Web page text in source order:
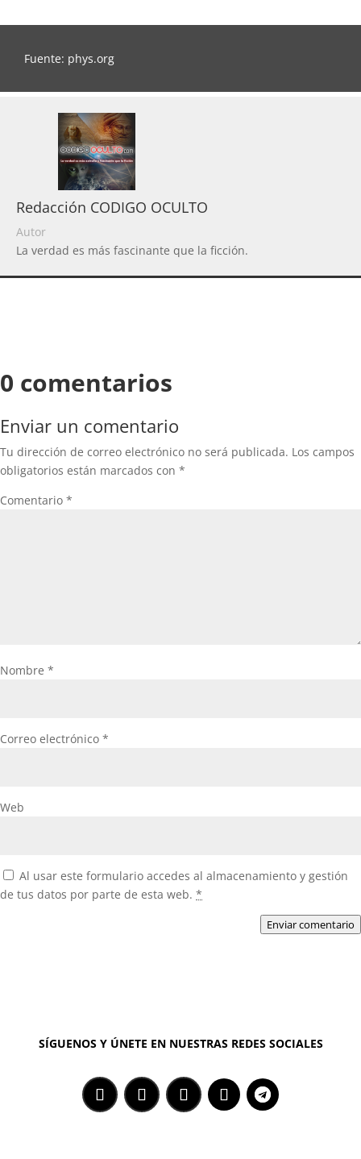
Fuente: phys.org
Redacción CODIGO OCULTO
Autor
La verdad es más fascinante que la ficción.
0 comentarios
Enviar un comentario
Tu dirección de correo electrónico no será publicada. Los campos
obligatorios están marcados con *
Comentario *
Nombre *
Correo electrónico *
Web
Al usar este formulario accedes al almacenamiento y gestión
de tus datos por parte de esta web. *
Enviar comentario
SÍGUENOS Y ÚNETE EN NUESTRAS REDES SOCIALES